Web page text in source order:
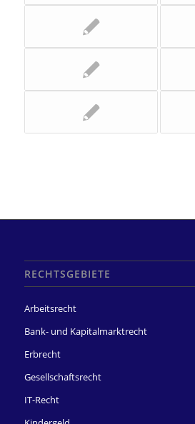
RECHTSGEBIETE
Arbeitsrecht
Bank- und Kapitalmarktrecht
Erbrecht
Gesellschaftsrecht
IT-Recht